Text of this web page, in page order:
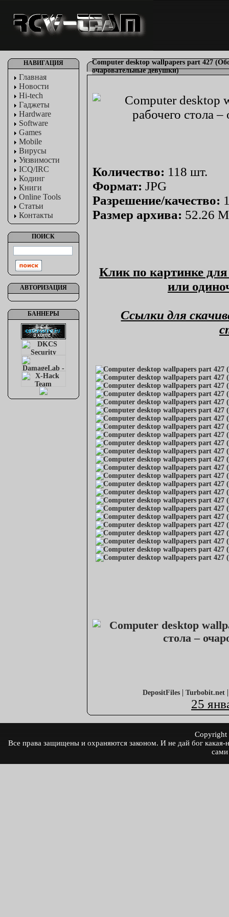
НАВИГАЦИЯ
Главная
Новости
Hi-tech
Гаджеты
Hardware
Software
Games
Mobile
Вирусы
Уязвимости
ICQ/IRC
Кодинг
Книги
Online Tools
Статьи
Контакты
ПОИСК
АВТОРИЗАЦИЯ
БАННЕРЫ
Computer desktop wallpapers part 427
очаровательные девушки)
Количество: 118 шт.
Формат: JPG
Разрешение/качество:
Размер архива: 52.26
Клик по картинке
или
Ссылки для
DepositFiles |Turbobit.net
25
Все права защищены и охраняются законом. И не дай бог какая-
сами